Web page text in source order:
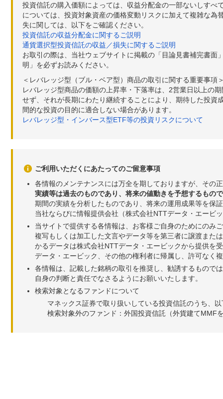
投資信託の購入価額によっては、収益分配金の一部ないしす
については、投資対象資産の価格変動リスクに加えて複雑な
失に関しては、以下をご確認ください。
投資信託の収益分配金に関するご説明
通貨選択型投資信託の収益／損失に関するご説明
お取引の際は、当社ウェブサイトに掲載の「目論見書補完書
明」を必ずお読みください。
＜レバレッジ型（ブル・ベア型）商品の取引に関する重要事項
レバレッジ型商品の価額の上昇率・下落率は、2営業日以上の
せず、それが長期にわたり継続することにより、期待した投
間的な投資の目的に適合しない場合があります。
レバレッジ型・インバース型ETF等の投資リスクについて
ご利用いただくにあたってのご留意事項
各情報のメンテナンスには万全を期しておりますが、その
実績等は過去のものであり、将来の値動きを予想するもの
期間の実績を分析したものであり、将来の運用成果等を保
当社ならびに情報提供会社（株式会社NTTデータ・エービ
当サイトで提供する各情報は、お客様ご自身のためにのみ
複写もしくは加工した文言やデータ等を第三者に譲渡また
かるデータは株式会社NTTデータ・エービックから提供を
データ・エービック、その他の権利者に帰属し、許可なく
各情報は、記載した銘柄の取引を推奨し、勧誘するもので
自身の判断と責任でなさるようにお願いいたします。
検索対象となるファンドについて
マネックス証券で取り扱いしている投資信託のうち、
検索対象外のファンド：外国投資信託（外貨建てMMF